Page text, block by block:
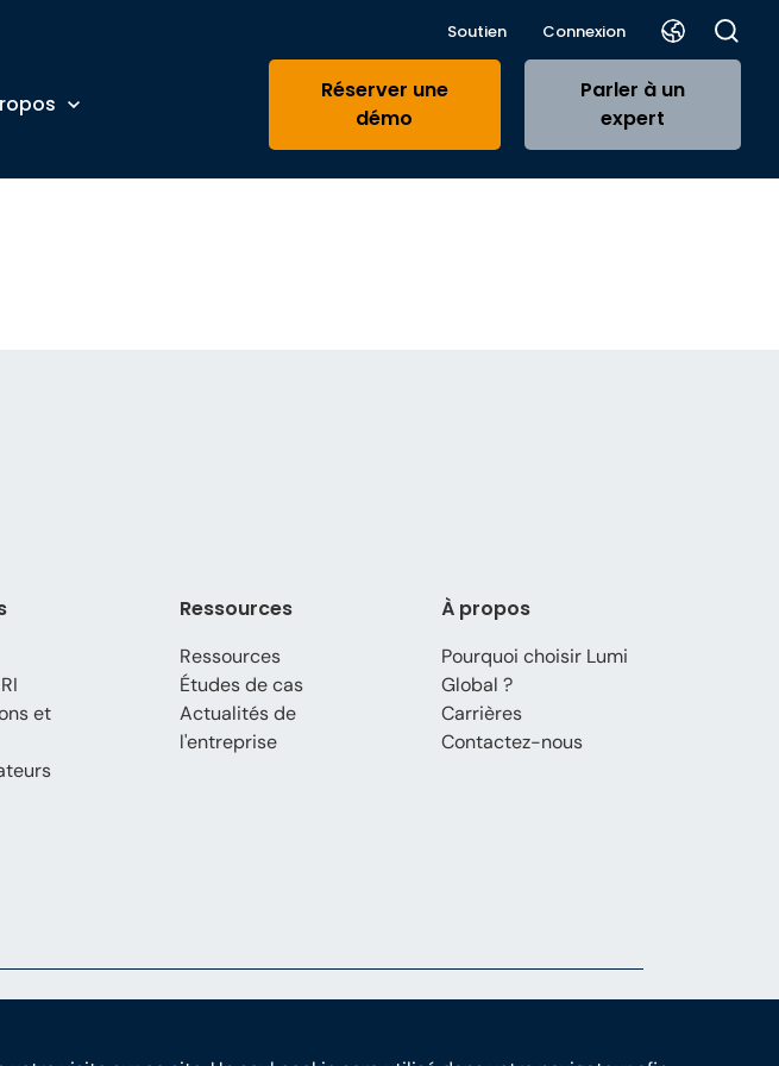
Soutien Connexion
Réserver une
démo
Parler à un
expert
et
Ressources
Ressources
Études de cas
Actualités de
l'entreprise
À propos
Pourquoi choisir Lumi
Global ?
Carrières
Contactez-nous